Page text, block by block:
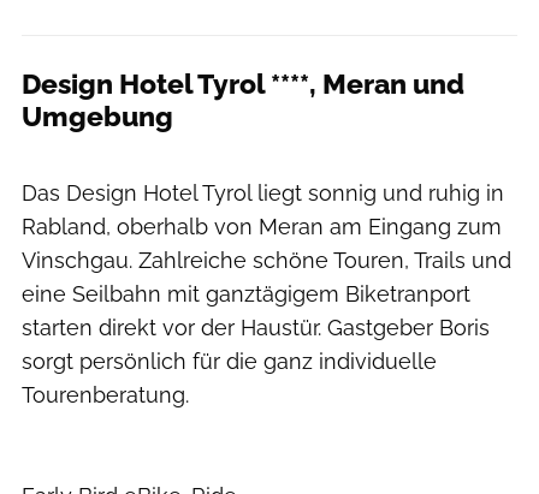
Design Hotel Tyrol ****, Meran und
Umgebung
Das Design Hotel Tyrol liegt sonnig und ruhig in
Rabland, oberhalb von Meran am Eingang zum
Vinschgau. Zahlreiche schöne Touren, Trails und
eine Seilbahn mit ganztägigem Biketranport
starten direkt vor der Haustür. Gastgeber Boris
sorgt persönlich für die ganz individuelle
Tourenberatung.